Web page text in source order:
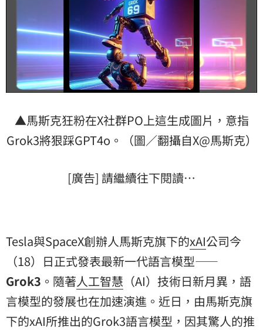
▲馬斯克狂粉在X社群PO上這生成圖片，意指
Grok3將狠踩GPT4o。（圖／翻攝自X@馬斯克）
[廣告] 請繼續往下閱讀…
Tesla與SpaceX創辦人馬斯克旗下的xAI公司今
（18）日正式發表最新一代語言模型——
Grok3 。隨著人工智慧 （AI）技術日新月異，語
言模型的發展也在加速演進。近日，由馬斯克旗
下的xAI所推出的Grok3語言模型，因其驚人的推